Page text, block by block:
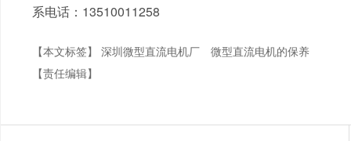
系电话：13510011258
【本文标签】 深圳微型直流电机厂
微型直流电机的保养
【责任编辑】